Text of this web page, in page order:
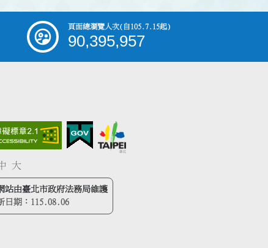
頁面總瀏覽人次(自105.7.15起)
90,395,957
大
站由臺北市政府法務局維護
日期： 115.08.06